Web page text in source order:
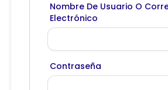
Nombre De Usuario O
Electrónico
Contraseña